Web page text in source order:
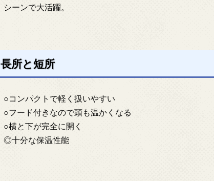
シーンで大活躍。
長所と短所
○コンパクトで軽く扱いやすい
○フード付きなので頭も温かくなる
○横と下が完全に開く
◎十分な保温性能